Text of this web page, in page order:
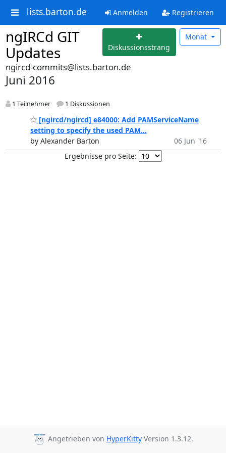
lists.barton.de Anmelden Registrieren
ngIRCd GIT
Updates
Diskussionsstrang
Monat
ngircd-commits@lists.barton.de
Juni 2016
1 Teilnehmer 1 Diskussionen
[ngircd/ngircd] e84000: Add PAMServiceName
setting to specify the used PAM...
by Alexander Barton
06 Jun '16
Ergebnisse pro Seite:
Angetrieben von HyperKittyVersion 1.3.12.